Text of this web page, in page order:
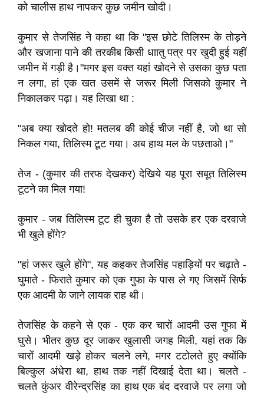
को चालीस हाथ नापकर कुछ जमीन खोदी।
कुमार से तेजसिंह ने कहा था कि "इस छोटे तिलिस्म के तोड़ने
और खजाना पाने की तरकीब किसी धाातु पत्र पर खुदी हुई यहीं
जमीन में गड़ी है।"मगर इस वक्त यहां खोदने से उसका कुछ पता
न लगा, हां एक खत उसमें से जरूर मिली जिसको कुमार ने
निकालकर पढ़ा। यह लिखा था :
"अब क्या खोदते हो! मतलब की कोई चीज नहीं है, जो था सो
निकल गया, तिलिस्म टूट गया। अब हाथ मल के पछताओ।"
तेज - (कुमार की तरफ देखकर) देखिये यह पूरा सबूत तिलिस्म
टूटने का मिल गया!
कुमार - जब तिलिस्म टूट ही चुका है तो उसके हर एक दरवाजे
भी खुले होंगे?
"हां जरूर खुले होंगे", यह कहकर तेजसिंह पहाड़ियों पर चढ़ाते -
घुमाते - फिराते कुमार को एक गुफा के पास ले गए जिसमें सिर्फ
एक आदमी के जाने लायक राह थी।
तेजसिंह के कहने से एक - एक कर चारों आदमी उस गुफा में
घुसे। भीतर कुछ दूर जाकर खुलासी जगह मिली, यहां तक कि
चारों आदमी खड़े होकर चलने लगे, मगर टटोलते हुए क्योंकि
बिल्कुल अंधेरा था, हाथ तक नहीं दिखाई देता था। चलते -
चलते कुंअर वीरेन्द्रसिंह का हाथ एक बंद दरवाजे पर लगा जो